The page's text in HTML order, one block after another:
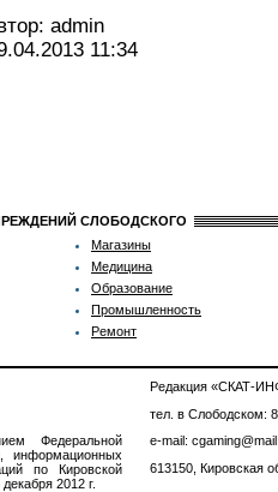
admin
11:34
СЛОБОДСКОГО
Магазины
Медицина
Образование
Промышленность
Ремонт
Федеральной
информационных
по Кировской
2012 г.
Редакция «СКАТ-
тел. в Слободском:
e-mail:
613150, Кировская